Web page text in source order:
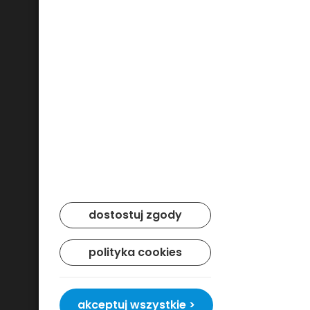
dostostuj zgody
polityka cookies
akceptuj wszystkie >